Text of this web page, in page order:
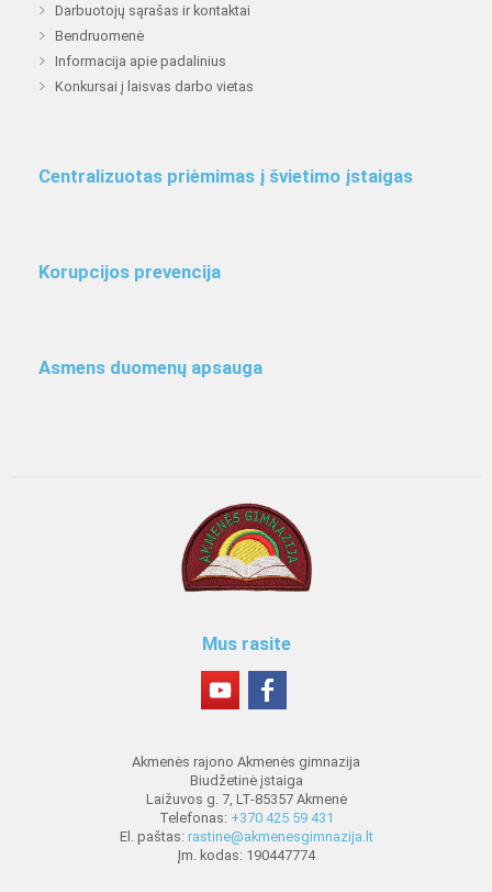
Darbuotojų sąrašas ir kontaktai
Bendruomenė
Informacija apie padalinius
Konkursai į laisvas darbo vietas
Centralizuotas priėmimas į švietimo įstaigas
Korupcijos prevencija
Asmens duomenų apsauga
Mus rasite
Akmenės rajono Akmenės gimnazija
Biudžetinė įstaiga
Laižuvos g. 7, LT-85357 Akmenė
Telefonas: +370 425 59 431
El. paštas: rastine@akmenesgimnazija.lt
Įm. kodas: 190447774